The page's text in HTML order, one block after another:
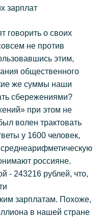
зарплат
говорить о своих
не против
этим,
общественного
же суммы наши
сбережениями?
при этом не
волен трактовать
у 1600 человек,
россияне.
- 243216 рублей, что,
зарплатам. Похоже,
в нашей стране